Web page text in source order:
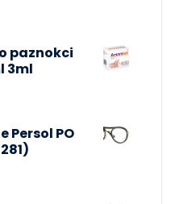
paznokci
3ml
Persol PO